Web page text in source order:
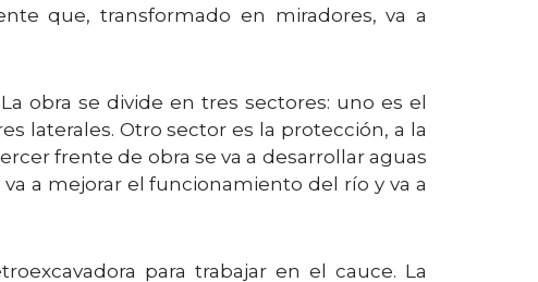
que, transformado en miradores, va a
obra se divide en tres sectores: uno es el
laterales. Otro sector es la protección, a la
frente de obra se va a desarrollar aguas
a mejorar el funcionamiento del río y va a
para trabajar en el cauce. La